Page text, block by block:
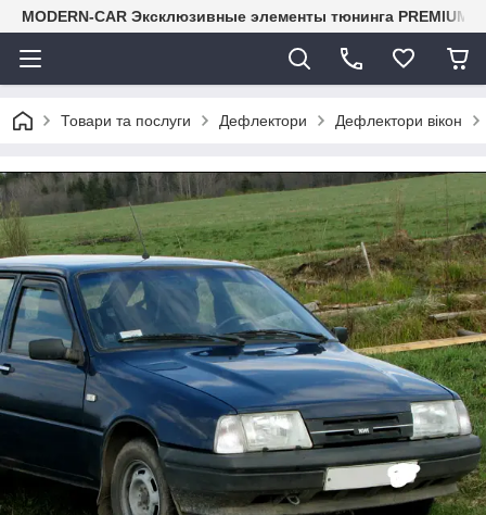
MODERN-CAR Эксклюзивные элементы тюнинга PREMIUM-
Товари та послуги Дефлектори Дефлектори вікон